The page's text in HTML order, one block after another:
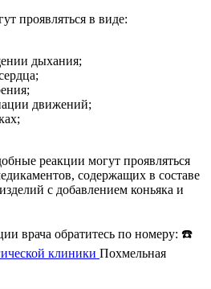
проявляться в виде:
дыхания;
движений;
реакции могут проявляться
содержащих в составе
с добавлением коньяка и
врача обратитесь по номеру: ☎️
клиники Похмельная